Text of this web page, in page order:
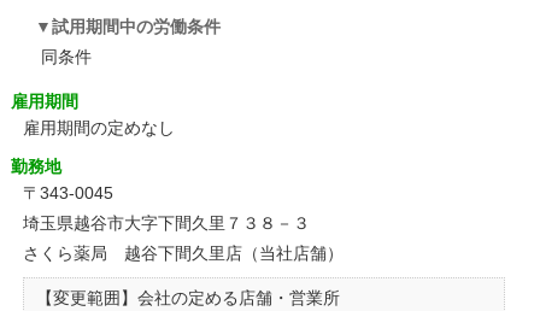
試用期間中の労働条件
同条件
雇用期間
雇用期間の定めなし
勤務地
〒343-0045
埼玉県越谷市大字下間久里７３８－３
さくら薬局 越谷下間久里店（当社店舗）
【変更範囲】会社の定める店舗・営業所